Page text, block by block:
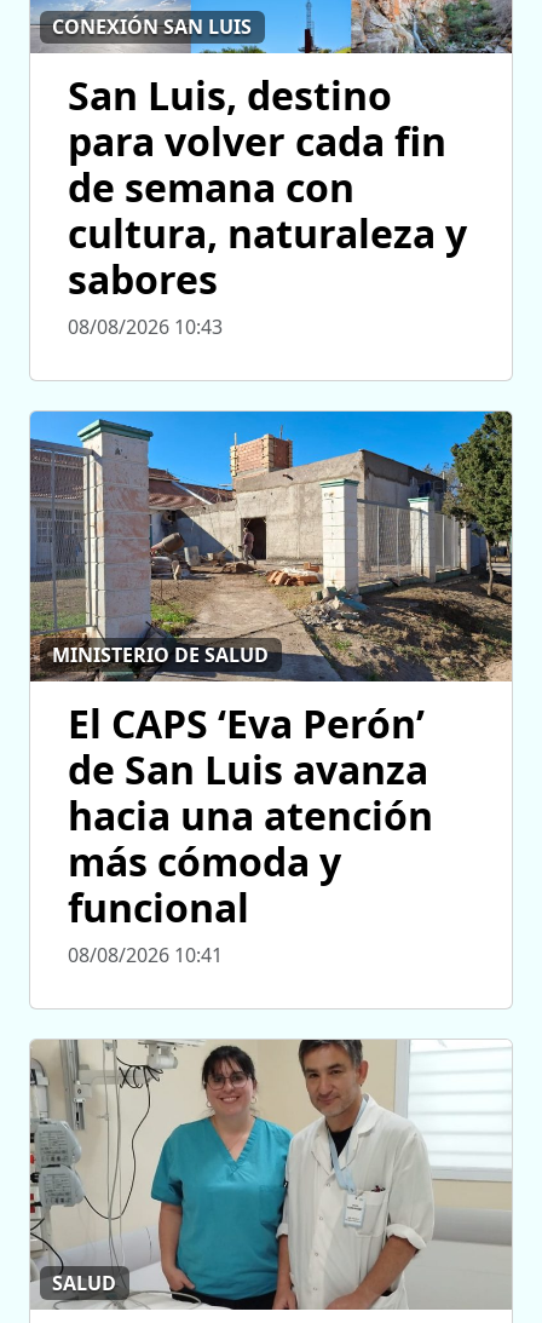
CONEXIÓN SAN LUIS
San Luis, destino
para volver cada fin
de semana con
cultura, naturaleza y
sabores
08/08/2026 10:43
MINISTERIO DE SALUD
El CAPS ‘Eva Perón’
de San Luis avanza
hacia una atención
más cómoda y
funcional
08/08/2026 10:41
SALUD